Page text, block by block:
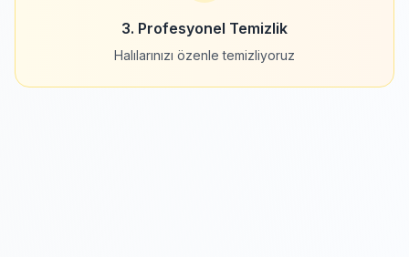
3. Profesyonel Temizlik
Halılarınızı özenle temizliyoruz